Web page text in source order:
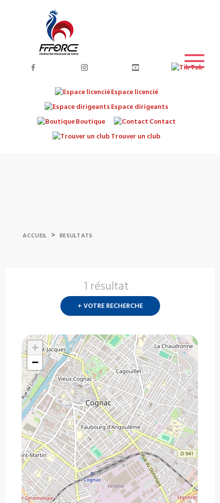
Espace licencié
Espace dirigeants
Boutique
Contact
Trouver un club
ACCUEIL > RESULTATS
1 résultat
+ VOTRE RECHERCHE
+
−